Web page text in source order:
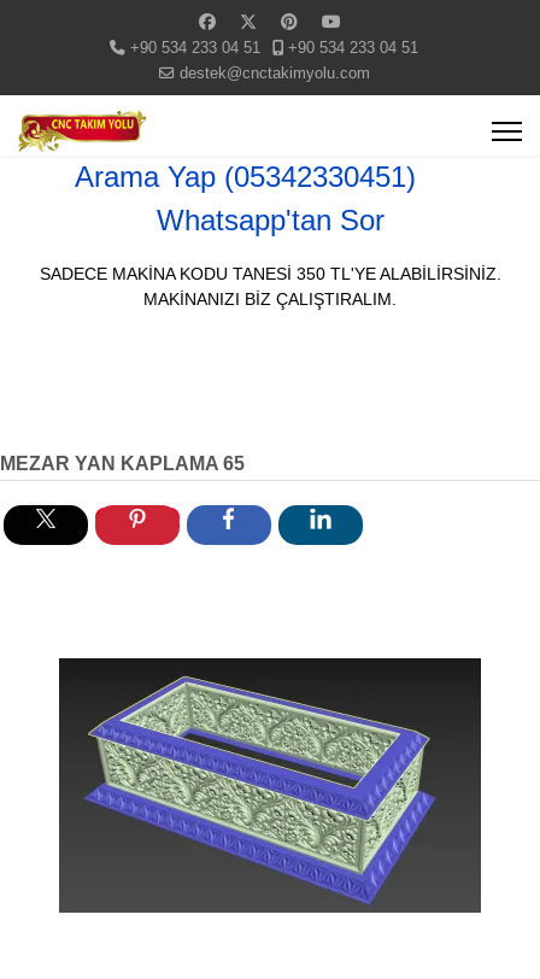
+90 534 233 04 51
+90 534 233 04 51
destek@cnctakimyolu.com
Arama Yap (05342330451)
Whatsapp'tan Sor
SADECE MAKİNA KODU TANESİ 350 TL'YE ALABİLİRSİNİZ.
MAKİNANIZI BİZ ÇALIŞTIRALIM.
MEZAR YAN KAPLAMA 65